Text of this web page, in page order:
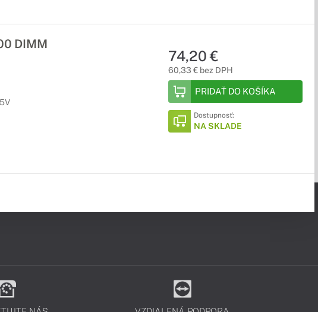
DIMM
74,20 €
60,33 € bez DPH
PRIDAŤ DO KOŠÍKA
Dostupnosť:
NA SKLADE